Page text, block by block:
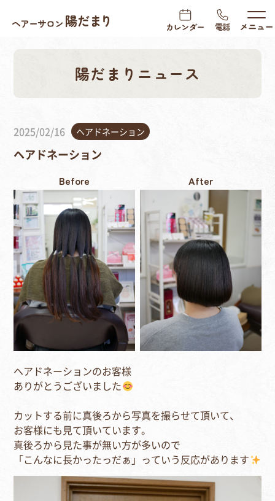
陽だまりニュース
2025/02/16 ヘアドネーション
ヘアドネーション
Before After
ヘアドネーションのお客様⁣
ありがとうございました
⁣カットする前に真後ろから写真を撮らせて頂いて、
お客様にも見て頂いています。
真後ろから見た事が無い方が多いので
「こんなに長かったっだぁ」っていう反応があります